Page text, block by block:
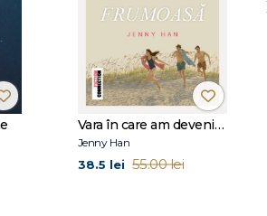
a crescut în Lancaster Couny, statul
locuiește în Delaware cu cei doi
relații publice timp de douăzeci de ani
ce vrea să facă cu adevărat când va fi
să nu mă vezi, a mai publicat
Notes. Puteți afla mai multe despre
și o puteți urmări atât pe
cât și pe Instagram:
Vara în care am devenit frumoasă (seria Vara, vol. 1, ediție tie-in)
Jenny Han
38.5 lei 55.00 lei